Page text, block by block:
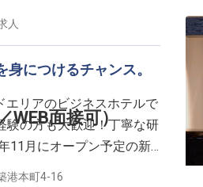
充実
WEB面接可）
人
につけるチャンス。
エリアのビジネスホテルで
験の方も大歓迎！丁寧な研
11月にオープン予定の新
立ち上げメンバーとして
港本町4-16